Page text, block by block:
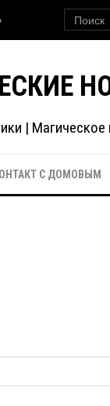
|
С ДОМОВЫМ